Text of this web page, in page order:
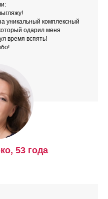
уникальный комплексный
одарил меня
время вспять!
53 года